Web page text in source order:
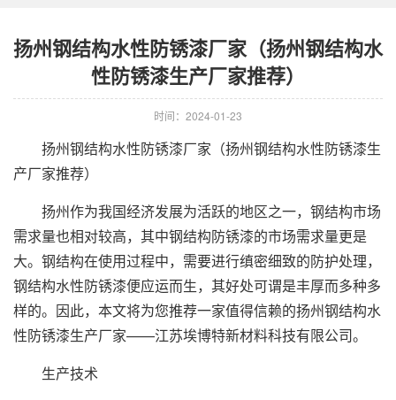
扬州钢结构水性防锈漆厂家（扬州钢结构水
性防锈漆生产厂家推荐）
时间：2024-01-23
扬州钢结构水性防锈漆厂家（扬州钢结构水性防锈漆生
产厂家推荐）
扬州作为我国经济发展为活跃的地区之一，钢结构市场
需求量也相对较高，其中钢结构防锈漆的市场需求量更是
大。钢结构在使用过程中，需要进行缜密细致的防护处理，
钢结构水性防锈漆便应运而生，其好处可谓是丰厚而多种多
样的。因此，本文将为您推荐一家值得信赖的扬州钢结构水
性防锈漆生产厂家——江苏埃博特新材料科技有限公司。
生产技术